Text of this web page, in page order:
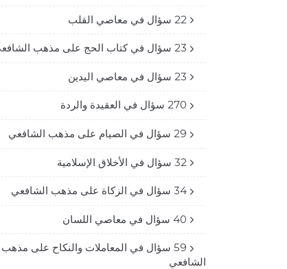
22 سؤال في معاصي القلب
23 سؤال في كتاب الحج على مذهب الشافعي
23 سؤال في معاصي اليدين
270 سؤال في العقيدة والردة
29 سؤال في الصيام على مذهب الشافعي
32 سؤال في الأخلاق الإسلامية
34 سؤال في الزكاة على مذهب الشافعي
40 سؤال في معاصي اللسان
59 سؤال في المعاملات والنكاح على مذهب
الشافعي